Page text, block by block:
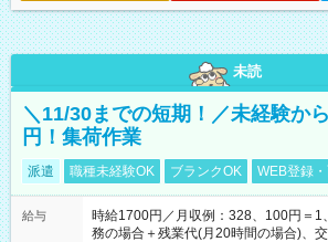
未読
＼11/30までの短期！／未経験か
円！集荷作業
派遣 職種未経験OK ブランクOK WEB登録
給与
時給1700円／月収例：328、100円＝
務の場合＋残業代(月20時間の場合)、